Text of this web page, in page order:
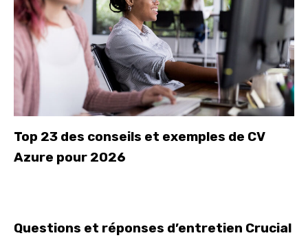
Top 23 des conseils et exemples de CV
Azure pour 2026
Questions et réponses d’entretien Crucial